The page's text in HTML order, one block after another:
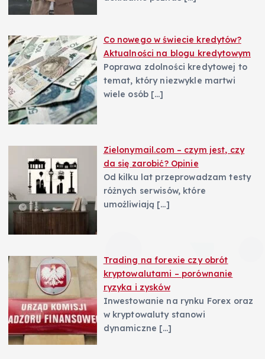
Co nowego w świecie kredytów?
Aktualności na blogu kredytowym
Poprawa zdolności kredytowej to
temat, który niezwykle martwi
wiele osób […]
Zielonymail.com – czym jest, czy
da się zarobić? Opinie
Od kilku lat przeprowadzam testy
różnych serwisów, które
umożliwiają […]
Trading na forexie czy obrót
kryptowalutami – porównanie
ryzyka i zysków
Inwestowanie na rynku Forex oraz
w kryptowaluty stanowi
dynamiczne […]